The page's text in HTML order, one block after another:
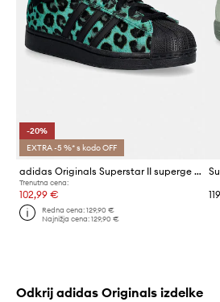
-20%
EXTRA -5 %* s kodo OFF
adidas Originals Superstar II superge ženske usnjene
Trenutna cena:
102,99 €
Redna cena:129,90 €
Najnižja cena:129,90 €
Odkrij adidas Originals izdelke